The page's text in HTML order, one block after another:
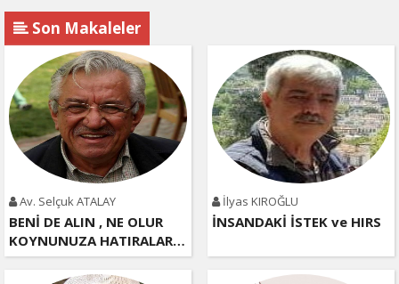
bist color-
Son Makaleler
Av. Selçuk ATALAY
BENİ DE ALIN , NE OLUR
KOYNUNUZA HATIRALAR…
İlyas KIROĞLU
İNSANDAKİ İSTEK ve HIRS